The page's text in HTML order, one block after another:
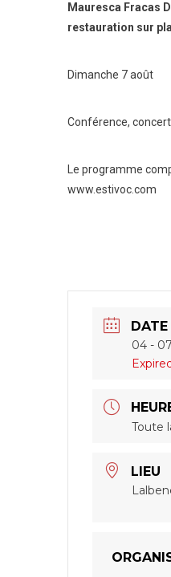
Mauresca Fracas
restauration sur
Dimanche 7 août
Conférence,
Le programme
www.estivoc.com
DATE
04 -
Toute
LIEU